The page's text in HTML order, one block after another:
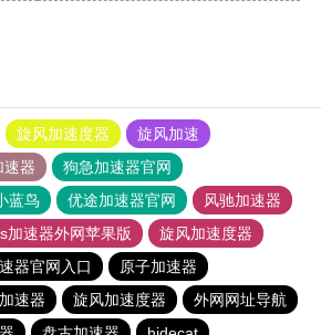
旋风加速度器
旋风加速
速器
狗急加速器官网
蓝鸟 优途加速器官网
风驰加速器
加速器外网苹果版
旋风加速度器
器官网入口
原子加速器
速器 旋风加速度器
外网网址导航